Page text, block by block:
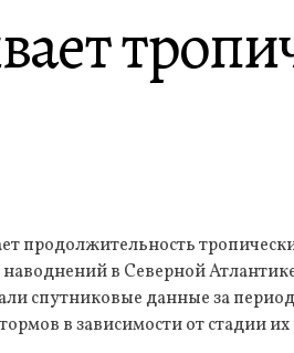
продолжительность
в Северной
спутниковые данные за
в зависимости от стадии их